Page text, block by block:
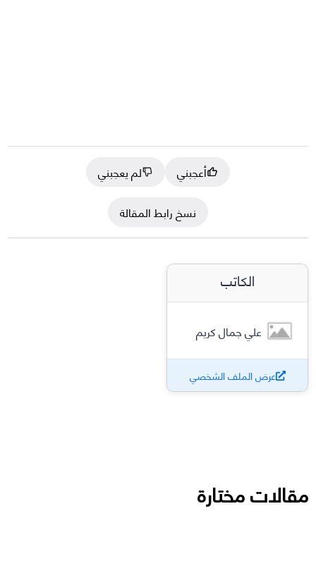
أعجبني
لم يعجبني
نسخ رابط المقالة
الكاتب
علي جمال كريم
عرض الملف الشخصي
مقالات مختارة